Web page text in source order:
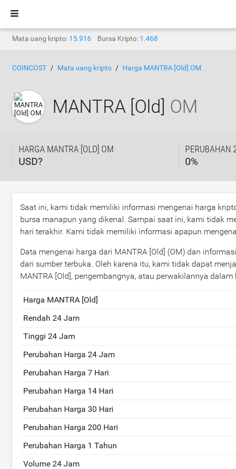
Mata uang kripto: 15.916 Bursa Kripto: 1.468
COINCOST Mata uang kripto Harga MANTRA [Old] OM
MANTRA [Old] OM
HARGA MANTRA [OLD] OM
USD?
PERUBAHAN
0%
Saat ini, kami tidak memiliki informasi mengenai harga
bursa manapun yang dikenal. Sampai saat ini, kami tidak
hari terakhir. Kami tidak memiliki informasi apapun
Data mengenai harga dari MANTRA [Old] (OM) dan
dari sumber terbuka. Oleh karena itu, kami tidak dapat
MANTRA [Old], pengembangnya, atau perwakilannya dalam
Harga MANTRA [Old]
Rendah 24 Jam
Tinggi 24 Jam
Perubahan Harga 24 Jam
Perubahan Harga 7 Hari
Perubahan Harga 14 Hari
Perubahan Harga 30 Hari
Perubahan Harga 200 Hari
Perubahan Harga 1 Tahun
Volume 24 Jam